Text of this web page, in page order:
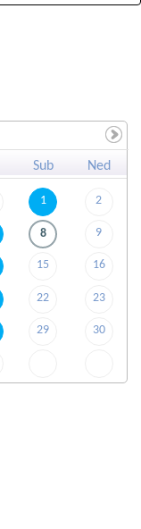
Sub Ned
1 2
8 9
15 16
22 23
29 30